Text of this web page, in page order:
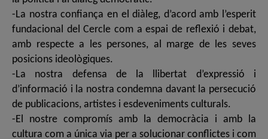
-La nostra confiança en el diàleg, d’acord amb l’esperit
fundacional del Cercle com a espai de reflexió i debat,
amb respecte a les persones, al marge de les seves
posicions ideològiques.
-La nostra defensa de la llibertat d’expressió i
d’informació i la nostra condemna davant la persecució
de publicacions, artistes i esdeveniments culturals.
-El nostre compromís amb la democràcia i amb la
cultura com a única via per a solucionar conflictes i com